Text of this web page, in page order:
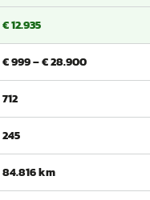
€ 12.935
€ 999 – € 28.900
712
245
84.816 km